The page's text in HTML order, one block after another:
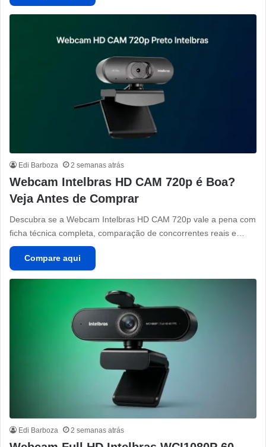
Edi Barboza 2 semanas atrás
Webcam Intelbras HD CAM 720p é Boa?
Veja Antes de Comprar
Descubra se a Webcam Intelbras HD CAM 720p vale a pena com
ficha técnica completa, comparação de concorrentes reais e…
Compare aqui
Edi Barboza 2 semanas atrás